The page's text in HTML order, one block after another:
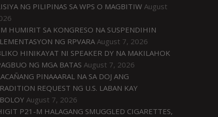
NG PILIPINAS SA WPS O MAGBITIW August
HUMIRIT SA KONGRESO NA SUSPENDIHIN
NG RPVARA August 7, 2026
HINIKAYAT NI SPEAKER DY NA MAKILAHOK
NG MGA BATAS August 7, 2026
PINAAARAL NA SA DOJ ANG
REQUEST NG U.S. LABAN KAY
August 7, 2026
P21-M HALAGANG SMUGGLED CIGARETTES,